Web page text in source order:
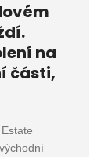
na
části,